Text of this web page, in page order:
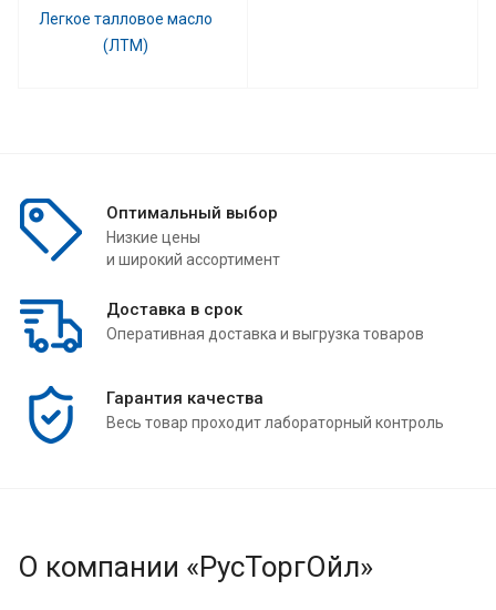
Легкое талловое масло
(ЛТМ)
Оптимальный выбор
Низкие цены
и широкий ассортимент
Доставка в срок
Оперативная доставка и выгрузка товаров
Гарантия качества
Весь товар проходит лабораторный контроль
О компании «РусТоргОйл»